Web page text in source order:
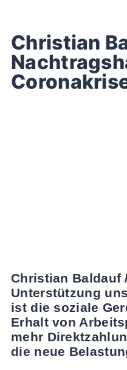
Christian
Christian Baldauf
Unterstützung
ist die soziale
Erhalt von
mehr
die neue